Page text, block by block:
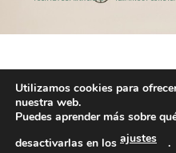
Utilizamos cookies para
nuestra web.
Puedes aprender más sobre
desactivarlas en los ajustes .